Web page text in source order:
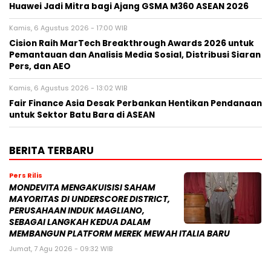
Huawei Jadi Mitra bagi Ajang GSMA M360 ASEAN 2026
Kamis, 6 Agustus 2026 - 17:00 WIB
Cision Raih MarTech Breakthrough Awards 2026 untuk
Pemantauan dan Analisis Media Sosial, Distribusi Siaran
Pers, dan AEO
Kamis, 6 Agustus 2026 - 13:02 WIB
Fair Finance Asia Desak Perbankan Hentikan Pendanaan
untuk Sektor Batu Bara di ASEAN
BERITA TERBARU
Pers Rilis
MONDEVITA MENGAKUISISI SAHAM
MAYORITAS DI UNDERSCORE DISTRICT,
PERUSAHAAN INDUK MAGLIANO,
SEBAGAI LANGKAH KEDUA DALAM
MEMBANGUN PLATFORM MEREK MEWAH ITALIA BARU
Jumat, 7 Agu 2026 - 09:32 WIB